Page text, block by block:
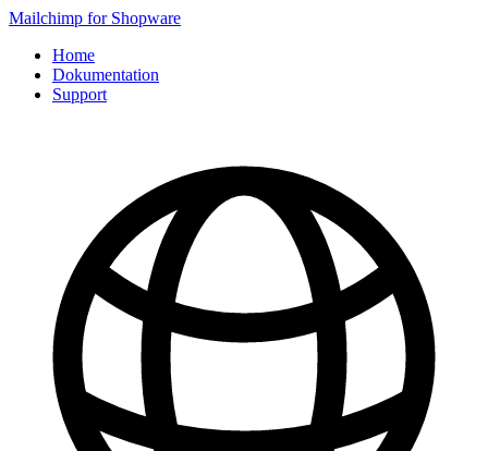
Mailchimp for Shopware
Home
Dokumentation
Support